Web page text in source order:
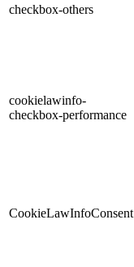
checkbox-others
cookielawinfo-
checkbox-performance
CookieLawInfoConsent